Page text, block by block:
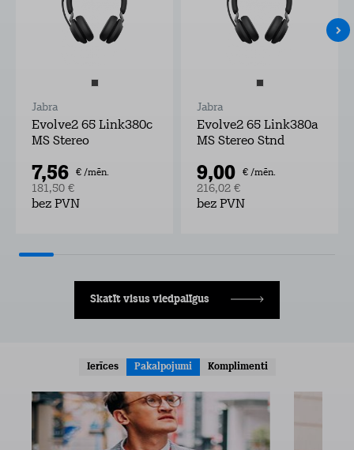
Jabra
Evolve2 65 Link380c
MS Stereo
7,56 € /mēn.
181,50 €
bez PVN
Jabra
Evolve2 65 Link380a
MS Stereo Stnd
9,00 € /mēn.
216,02 €
bez PVN
Skatīt visus viedpalīgus
Ierīces Pakalpojumi Komplimenti